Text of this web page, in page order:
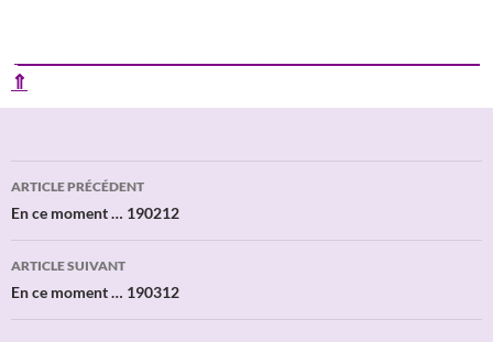
⇑
Navigation
des
articles
ARTICLE PRÉCÉDENT
En ce moment … 190212
ARTICLE SUIVANT
En ce moment … 190312